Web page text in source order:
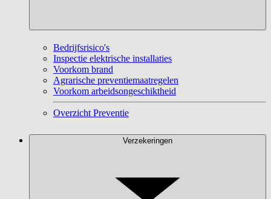
Bedrijfsrisico's
Inspectie elektrische installaties
Voorkom brand
Agrarische preventiemaatregelen
Voorkom arbeidsongeschiktheid
Overzicht Preventie
Verzekeringen